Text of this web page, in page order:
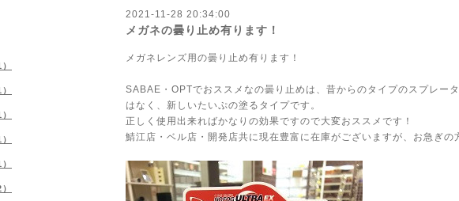
2021-11-28 20:34:00
メガネの曇り止め有ります！
メガネレンズ用の曇り止め有ります！
SABAE・OPTでおススメなの曇り止めは、昔からのタイプのスプレー
はなく、新しいたいぷの塗るタイプです。
正しく使用出来ればかなりの効果ですので大変おススメです！
鯖江店・ベル店・開発店共に現在豊富に在庫がございますが、お急ぎの